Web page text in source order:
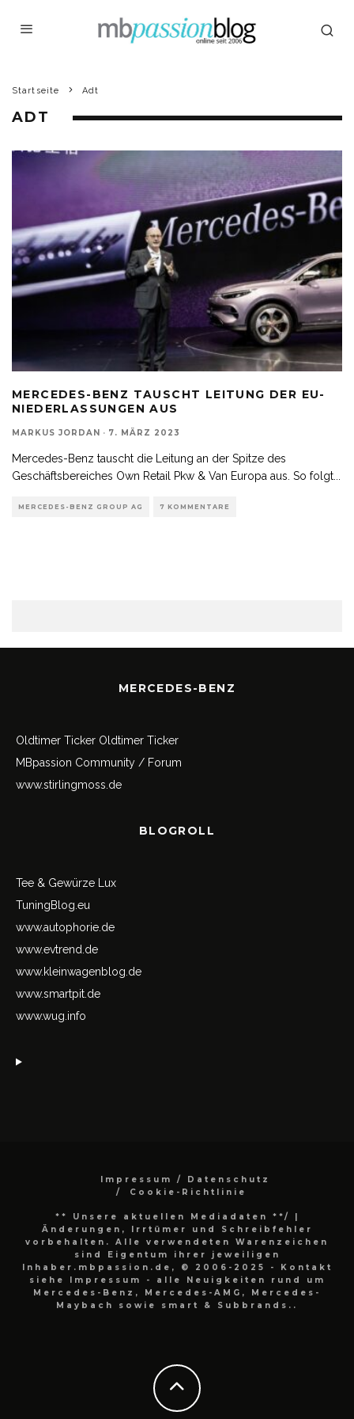
Startseite Adt
ADT
MERCEDES-BENZ TAUSCHT LEITUNG DER EU-
NIEDERLASSUNGEN AUS
MARKUS JORDAN · 7. MÄRZ 2023
Mercedes-Benz tauscht die Leitung an der Spitze des
Geschäftsbereiches Own Retail Pkw & Van Europa aus. So folgt
MERCEDES-BENZ GROUP AG 7 KOMMENTARE
MERCEDES-BENZ
Oldtimer Ticker Oldtimer Ticker
MBpassion Community / Forum
www.stirlingmoss.de
BLOGROLL
Tee & Gewürze Lux
TuningBlog.eu
www.autophorie.de
www.evtrend.de
www.kleinwagenblog.de
www.smartpit.de
www.wug.info
Impressum / Datenschutz
Cookie-Richtlinie
** Unsere aktuellen Mediadaten **/
|
Änderungen, Irrtümer und Schreibfehler
vorbehalten. Alle verwendeten Warenzeichen
sind Eigentum ihrer jeweiligen
Inhaber.mbpassion.de, © 2006-2025 - Kontakt
siehe Impressum - alle Neuigkeiten rund um
Mercedes-Benz, Mercedes-AMG, Mercedes-
Maybach sowie smart & Subbrands..